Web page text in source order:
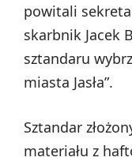
powitali
skarbnik Jacek
sztandaru
miasta Jasła”.
Sztandar
materiału z